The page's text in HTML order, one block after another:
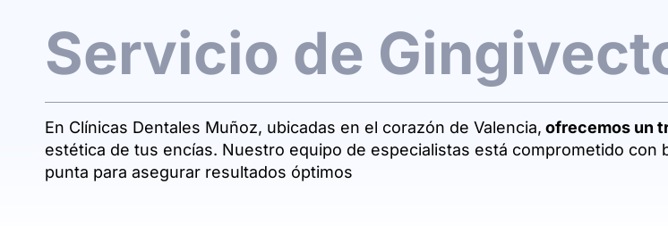
Servicio de
En Clínicas Dentales Muñoz, ubicadas en el corazón de Valencia, ofrecemos un
estética de tus encías. Nuestro equipo de especialistas está comprometido con
punta para asegurar resultados óptimos